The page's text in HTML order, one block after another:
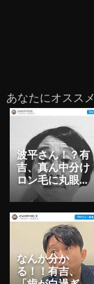
あなたにオススメ
波平さん！？有
吉、真ん中分け
ロン毛に丸眼鏡
をかけたおもし
ろショットに反
響多数
なんか分か
る！！有吉、